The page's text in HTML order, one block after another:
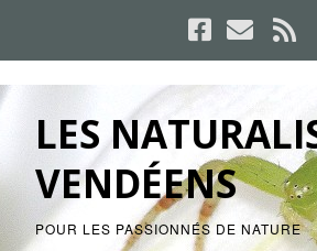
LES
VENDÉENS
POUR LES PASSIONNÉS DE NATURE